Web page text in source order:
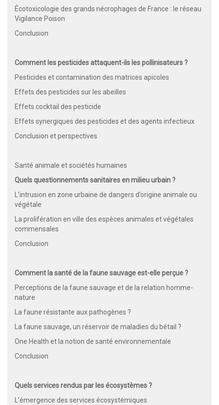
Écotoxicologie des grands nécrophages de France : le réseau
Vigilance Poison
Conclusion
Comment les pesticides attaquent-ils les pollinisateurs ?
Pesticides et contamination des matrices apicoles
Effets des pesticides sur les abeilles
Effets cocktail des pesticide
Effets synergiques des pesticides et des agents infectieux
Conclusion et perspectives
Santé animale et sociétés humaines
Quels questionnements sanitaires en milieu urbain ?
L’intrusion en zone urbaine de dangers d’origine animale ou
végétale
La prolifération en ville des espèces animales et végétales
commensales
Conclusion
Comment la santé de la faune sauvage est-elle perçue ?
Perceptions de la faune sauvage et de la relation homme-
nature
La faune résistante aux pathogènes ?
La faune sauvage, un réservoir de maladies du bétail ?
One Health et la notion de santé environnementale
Conclusion
Quels services rendus par les écosystèmes ?
L’émergence des services écosystémiques